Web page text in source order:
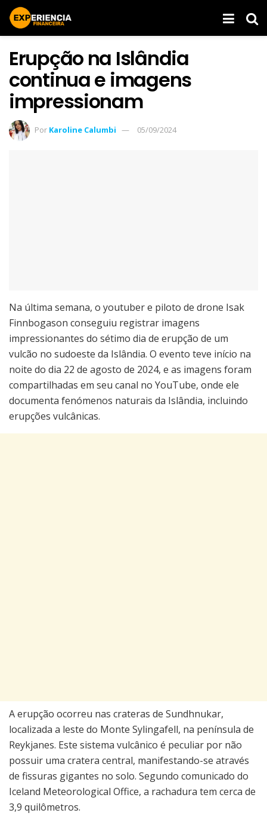
Erupção na Islândia
continua e imagens
impressionam
Por Karoline Calumbi 05/09/2024
Na última semana, o youtuber e piloto de drone Isak
Finnbogason conseguiu registrar imagens
impressionantes do sétimo dia de erupção de um
vulcão no sudoeste da Islândia. O evento teve início na
noite do dia 22 de agosto de 2024, e as imagens foram
compartilhadas em seu canal no YouTube, onde ele
documenta fenómenos naturais da Islândia, incluindo
erupções vulcânicas.
A erupção ocorreu nas crateras de Sundhnukar,
localizada a leste do Monte Sylingafell, na península de
Reykjanes. Este sistema vulcânico é peculiar por não
possuir uma cratera central, manifestando-se através
de fissuras gigantes no solo. Segundo comunicado do
Iceland Meteorological Office, a rachadura tem cerca de
3,9 quilômetros.